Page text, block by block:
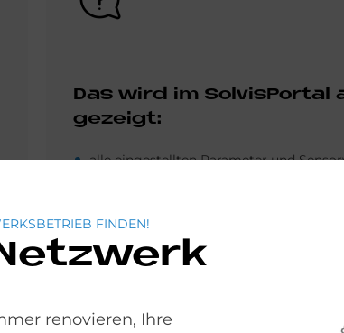
Das wird im
ge­zei­gt:
alle eingestellten Parameter und
die von der SolvisControl-2-Regelung
bekannte Systeminformation
FINDEN!
renovieren, Ihre